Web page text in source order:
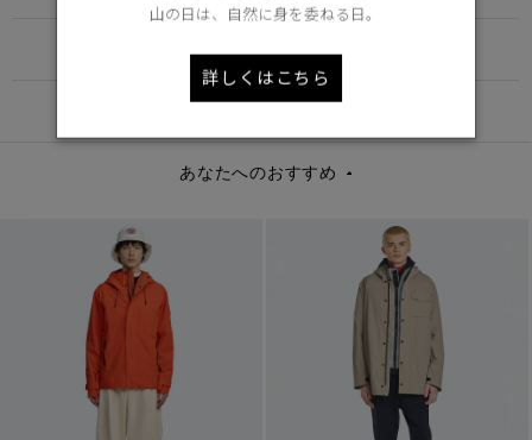
FUNCTION
あなたへのおすすめ
山の日は、自然に身を委ねる日。
詳しくはこちら